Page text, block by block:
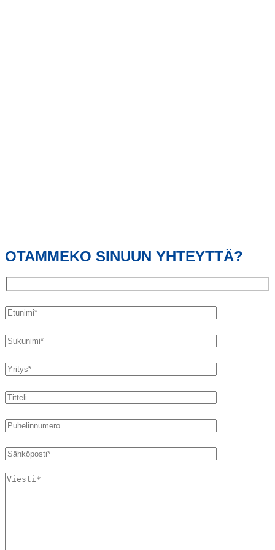
OTAMMEKO SINUUN YHTEYTTÄ?